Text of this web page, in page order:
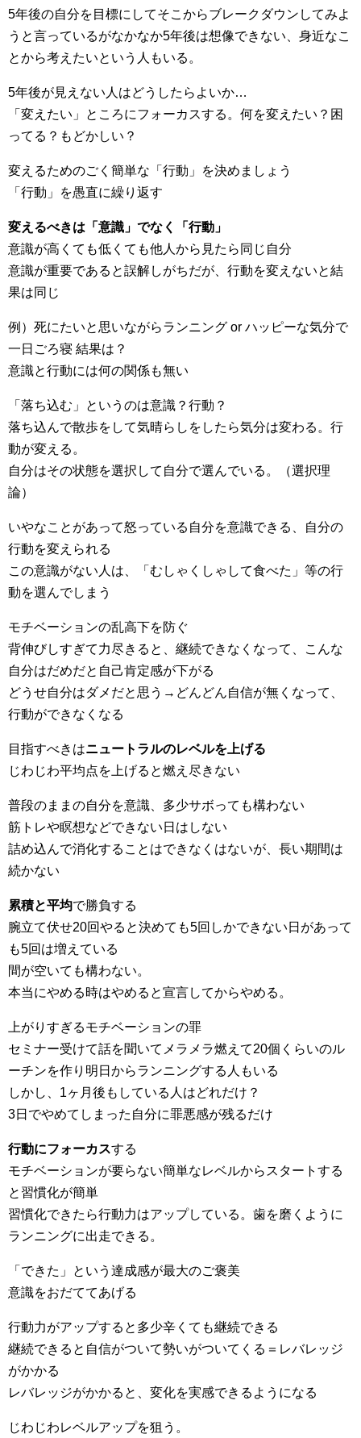
5年後の自分を目標にしてそこからブレークダウンしてみよ
うと言っているがなかなか5年後は想像できない、身近なこ
とから考えたいという人もいる。
5年後が見えない人はどうしたらよいか…
「変えたい」ところにフォーカスする。何を変えたい？困
ってる？もどかしい？
変えるためのごく簡単な「行動」を決めましょう
「行動」を愚直に繰り返す
変えるべきは「意識」でなく「行動」
意識が高くても低くても他人から見たら同じ自分
意識が重要であると誤解しがちだが、行動を変えないと結
果は同じ
例）死にたいと思いながらランニング or ハッピーな気分で
一日ごろ寝 結果は？
意識と行動には何の関係も無い
「落ち込む」というのは意識？行動？
落ち込んで散歩をして気晴らしをしたら気分は変わる。行
動が変える。
自分はその状態を選択して自分で選んでいる。（選択理
論）
いやなことがあって怒っている自分を意識できる、自分の
行動を変えられる
この意識がない人は、「むしゃくしゃして食べた」等の行
動を選んでしまう
モチベーションの乱高下を防ぐ
背伸びしすぎて力尽きると、継続できなくなって、こんな
自分はだめだと自己肯定感が下がる
どうせ自分はダメだと思う→どんどん自信が無くなって、
行動ができなくなる
目指すべきはニュートラルのレベルを上げる
じわじわ平均点を上げると燃え尽きない
普段のままの自分を意識、多少サボっても構わない
筋トレや瞑想などできない日はしない
詰め込んで消化することはできなくはないが、長い期間は
続かない
累積と平均で勝負する
腕立て伏せ20回やると決めても5回しかできない日があって
も5回は増えている
間が空いても構わない。
本当にやめる時はやめると宣言してからやめる。
上がりすぎるモチベーションの罪
セミナー受けて話を聞いてメラメラ燃えて20個くらいのル
ーチンを作り明日からランニングする人もいる
しかし、1ヶ月後もしている人はどれだけ？
3日でやめてしまった自分に罪悪感が残るだけ
行動にフォーカスする
モチベーションが要らない簡単なレベルからスタートする
と習慣化が簡単
習慣化できたら行動力はアップしている。歯を磨くように
ランニングに出走できる。
「できた」という達成感が最大のご褒美
意識をおだててあげる
行動力がアップすると多少辛くても継続できる
継続できると自信がついて勢いがついてくる＝レバレッジ
がかかる
レバレッジがかかると、変化を実感できるようになる
じわじわレベルアップを狙う。